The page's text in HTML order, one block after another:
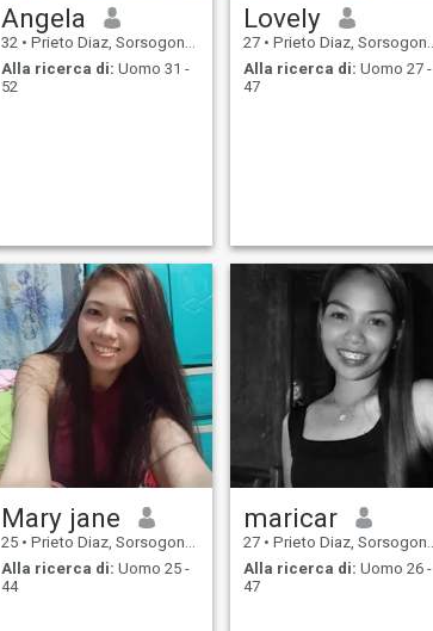
Angela
32 • Prieto Diaz, Sorsogon, Filippine
Alla ricerca di: Uomo 31 -
52
Lovely
27 • Prieto Diaz, Sorsogon, Filippine
Alla ricerca di: Uomo 27 -
47
Mary jane
25 • Prieto Diaz, Sorsogon, Filippine
Alla ricerca di: Uomo 25 -
44
maricar
27 • Prieto Diaz, Sorsogon, Filippine
Alla ricerca di: Uomo 26 -
47